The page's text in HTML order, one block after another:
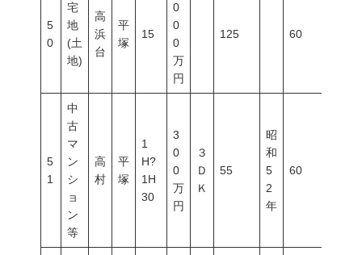
5
0
宅
地
(土
地)
高
浜
台
平
塚
15
0
0
0
万
円
125 60
5
1
中
古
マ
ン
シ
ョ
ン
等
高
村
平
塚
1
H?
1H
30
3
0
0
万
円
３
Ｄ
Ｋ
55
昭
和
5
2
年
60